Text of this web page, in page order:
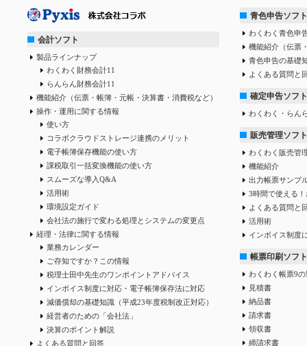
会計ソフト
製品ラインナップ
わくわく財務会計11
らんらん財務会計11
機能紹介（伝票・帳簿・元帳・決算書・消費税など）
操作・運用に関する情報
使い方
コラボクラウドストレージ連携のメリット
電子帳簿保存機能の使い方
課税取引一括変換機能の使い方
スムーズな導入Q&A
活用術
環境設定ガイド
会社法の施行で変わる処理とシステムの変更点
経理・法律に関する情報
業務カレンダー
ご存知ですか？この情報
税理士田中先生のワンポイントアドバイス
インボイス制度に対応・電子帳簿保存法に対応
減価償却の基礎知識（平成23年度税制改正対応）
経営者のための「会社法」
決算のポイント解説
よくある質問と回答
青色申告ソフト
わくわく青色申
機能紹介（伝票
青色申告の基礎
よくある質問と
確定申告ソフト
わくわく・らん
販売管理ソフト
わくわく販売管
機能紹介
出力帳票サンプ
3時間で使える
よくある質問と
活用術
インボイス制度
帳票印刷ソフト
わくわく帳票9
見積書
納品書
請求書
領収書
締請求書